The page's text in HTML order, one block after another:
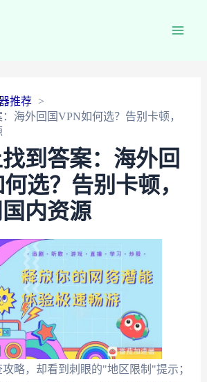
推荐
海外回国VPN如何选？告别卡顿，
到答案：海外回
选？告别卡顿，
内资源
略，却看到刺眼的"地区限制"提示；